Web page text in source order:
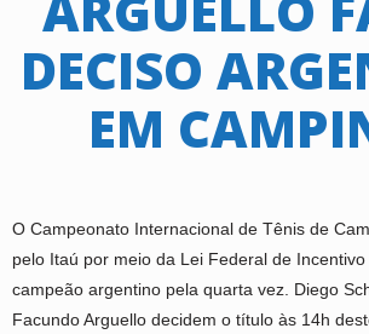
DECISO
EM
O Campeonato Internacional de Tênis de
pelo Itaú por meio da Lei Federal de
campeão argentino pela quarta vez. Diego
Facundo Arguello decidem o título às 14h